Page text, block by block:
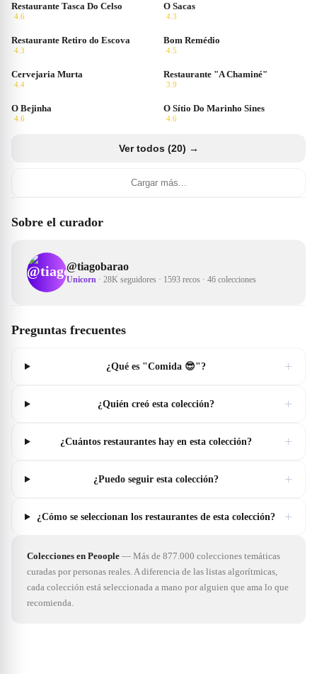
Restaurante Tasca Do Celso
4.6
O Sacas
4.3
Restaurante Retiro do Escova
4.3
Bom Remédio
4.5
Cervejaria Murta
4.4
Restaurante "A Chaminé"
3.9
O Bejinha
4.6
O Sítio Do Marinho Sines
4.6
Ver todos (20) →
Cargar más...
Sobre el curador
@tiagobarao
Unicorn · 28K seguidores · 1593 recos · 46 colecciones
Preguntas frecuentes
¿Qué es "Comida 😎"? +
¿Quién creó esta colección? +
¿Cuántos restaurantes hay en esta colección? +
¿Puedo seguir esta colección? +
¿Cómo se seleccionan los restaurantes de esta colección? +
Colecciones en Peoople — Más de 877.000 colecciones temáticas
curadas por personas reales. A diferencia de las listas algorítmicas,
cada colección está seleccionada a mano por alguien que ama lo que
recomienda.